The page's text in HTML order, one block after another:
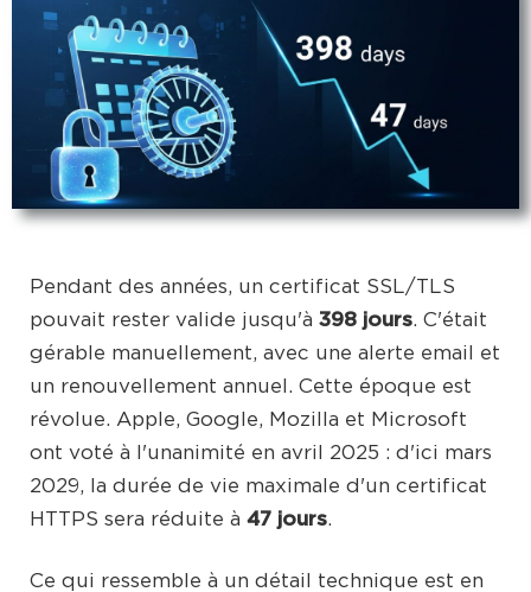
Pendant des années, un certificat SSL/TLS
pouvait rester valide jusqu'à 398 jours. C'était
gérable manuellement, avec une alerte email et
un renouvellement annuel. Cette époque est
révolue. Apple, Google, Mozilla et Microsoft
ont voté à l'unanimité en avril 2025 : d'ici mars
2029, la durée de vie maximale d'un certificat
HTTPS sera réduite à 47 jours.
Ce qui ressemble à un détail technique est en